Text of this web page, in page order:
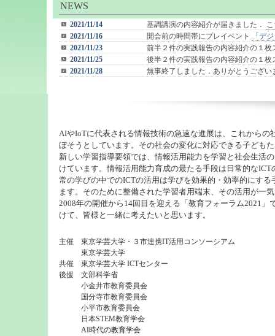
NEWS
2021/11/14 基調講演の内容紹介が届きました．
2021/11/16
開会前の時間帯にプレイベント
「デ
2021/11/23
前半２件の実践報告の内容紹介の１枚
2021/11/25
後半２件の実践報告の内容紹介の１枚
2021/11/28
無事終了しました．ありがとうござい
AIやIoTに代表される情報技術の急速な進展は、これからの
ぼそうとしています。その社会の変化に対応できる子ども
新しい学習指導要領では、情報活用能力を学習と社会生活
けています。情報活用能力育成の最たる手段は日常的なICT
常の学びの中でのICTの活用は学びを効果的・効率的にする
ます。そのために整備された学習者用端末、その活用が一
2008年の開催から14回目を迎える「教育フォーラム2021」
けて、皆様と一緒に考えたいと思います。
主催 東京学芸大学・３市連携IT活用コンソーシアム
東京学芸大学
共催 東京学芸大学 ICTセンター
後援 文部科学省
小金井市教育委員会
国分寺市教育委員会
小平市教育委員会
日本STEM教育学会
AI時代の教育学会